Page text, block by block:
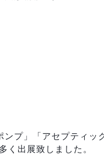
プ」「アセプティッ
く出展致しました。